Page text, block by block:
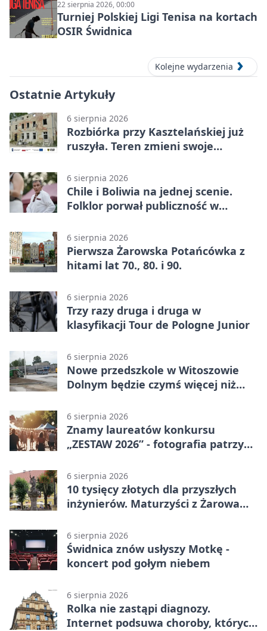
22 sierpnia 2026, 00:00
Turniej Polskiej Ligi Tenisa na kortach
OSIR Świdnica
Kolejne wydarzenia
Ostatnie Artykuły
6 sierpnia 2026
Rozbiórka przy Kasztelańskiej już
ruszyła. Teren zmieni swoje
6 sierpnia 2026
Chile i Boliwia na jednej scenie.
Folklor porwał publiczność w
6 sierpnia 2026
Pierwsza Żarowska Potańcówka z
hitami lat 70., 80. i 90.
6 sierpnia 2026
Trzy razy druga i druga w
klasyfikacji Tour de Pologne Junior
6 sierpnia 2026
Nowe przedszkole w Witoszowie
Dolnym będzie czymś więcej niż
6 sierpnia 2026
Znamy laureatów konkursu
„ZESTAW 2026” - fotografia patrzy
6 sierpnia 2026
10 tysięcy złotych dla przyszłych
inżynierów. Maturzyści z Żarowa
6 sierpnia 2026
Świdnica znów usłyszy Motkę -
koncert pod gołym niebem
6 sierpnia 2026
Rolka nie zastąpi diagnozy.
Internet podsuwa choroby, których